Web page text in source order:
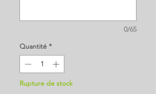
0/65
Quantité *
Rupture de stock